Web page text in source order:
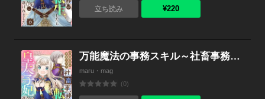
立ち読み ¥220
万能魔法の事務スキル～社畜事務が転生したら皇太子妃（仮）に選ばれました。 （5）
maru・mag
(0)